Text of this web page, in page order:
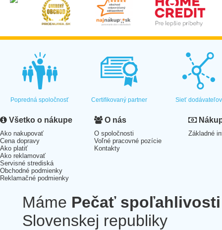
Popredná spoločnosť Certifikovaný partner Sieť dodávateľov
Všetko o nákupe
Ako nakupovať
Cena dopravy
Ako platiť
Ako reklamovať
Servisné strediská
Obchodné podmienky
Reklamačné podmienky
O nás
O spoločnosti
Voľné pracovné pozície
Kontakty
Základné
Máme Pečať spoľahlivosti
Slovenskej republiky